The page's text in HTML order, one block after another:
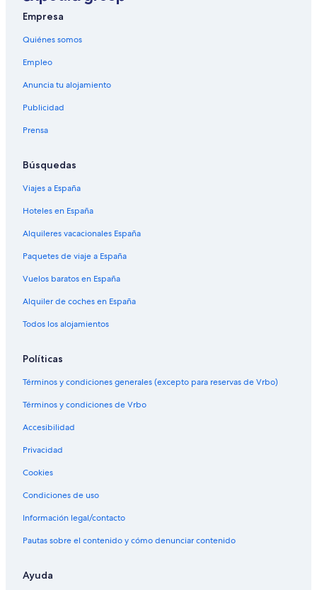
Empresa
Quiénes somos
Empleo
Anuncia tu alojamiento
Publicidad
Prensa
Búsquedas
Viajes a España
Hoteles en España
Alquileres vacacionales España
Paquetes de viaje a España
Vuelos baratos en España
Alquiler de coches en España
Todos los alojamientos
Políticas
Términos y condiciones generales (excepto para reservas de Vrbo)
Términos y condiciones de Vrbo
Accesibilidad
Privacidad
Cookies
Condiciones de uso
Información legal/contacto
Pautas sobre el contenido y cómo denunciar contenido
Ayuda